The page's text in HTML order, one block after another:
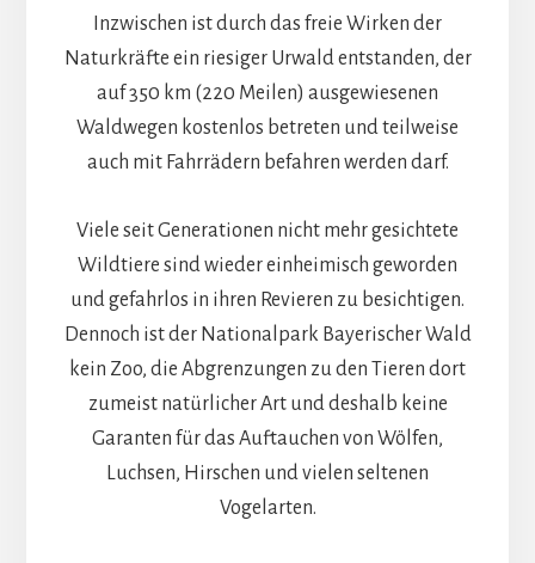
Inzwischen ist durch das freie Wirken der
Naturkräfte ein riesiger Urwald entstanden, der
auf 350 km (220 Meilen) ausgewiesenen
Waldwegen kostenlos betreten und teilweise
auch mit Fahrrädern befahren werden darf.
Viele seit Generationen nicht mehr gesichtete
Wildtiere sind wieder einheimisch geworden
und gefahrlos in ihren Revieren zu besichtigen.
Dennoch ist der Nationalpark Bayerischer Wald
kein Zoo, die Abgrenzungen zu den Tieren dort
zumeist natürlicher Art und deshalb keine
Garanten für das Auftauchen von Wölfen,
Luchsen, Hirschen und vielen seltenen
Vogelarten.